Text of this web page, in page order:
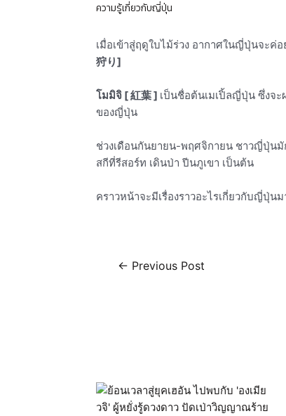
ความรู้เกี่ยวกับญี่ปุ่น
เมื่อเข้าสู่ฤดูใบไม้ร่วง อากาศในญี่ปุ่นจะค่
狩り]
โมมิจิ [ 紅葉 ] เป็นชื่อต้นเมเปิ้ลญี่ปุ่น ซึ่งจะ
ของญี่ปุ่น
ช่วงเดือนกันยายน-พฤศจิกายน ชาวญี่ปุ่นมั
สกีที่รีสอร์ท เดินป่า ปีนภูเขา เป็นต้น
คราวหน้าจะมีเรื่องราวอะไรเกี่ยวกับญี่ปุ่
← Previous Post